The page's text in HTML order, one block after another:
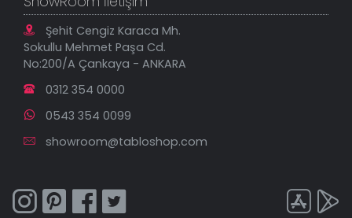
Şehit Cengiz Karaca Mh.
Sokullu Mehmet Paşa Cd.
No:200/A Çankaya - ANKARA
0312 354 0000
0543 354 0099
showroom@tabloshop.com